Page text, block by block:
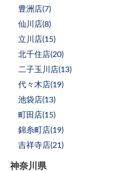
豊洲店(7)
仙川店(8)
立川店(15)
北千住店(20)
二子玉川店(13)
代々木店(19)
池袋店(13)
町田店(15)
錦糸町店(19)
吉祥寺店(21 )
神奈川県